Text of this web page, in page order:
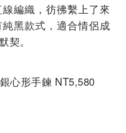
編織， 彷彿繫上了來
黑款式， 適合情侶成
。
心形手鍊 NT5,580